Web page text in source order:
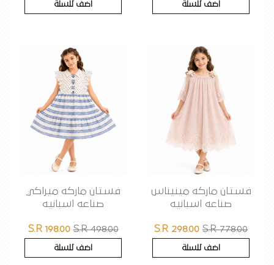
اضف للسلة اضف للسلة
فستان ماركه مينيناس
صناعه اسبانيه
S.R 298.00 S.R 778.00
اضف للسلة
فستان ماركه ميراكي
صناعه اسبانيه
S.R 198.00 S.R 498.00
اضف للسلة